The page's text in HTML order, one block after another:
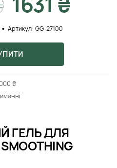
ГЕЛЬ ДЛЯ
Артикул: GG-27100
₴